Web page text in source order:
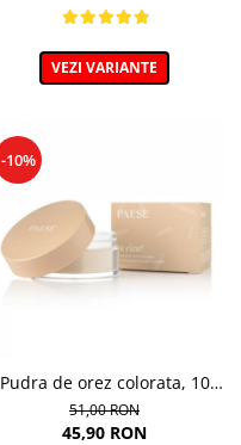
VEZI VARIANTE
-10%
Pudra de orez colorata, 10
Light Beige - 10g
51,00 RON
45,90 RON